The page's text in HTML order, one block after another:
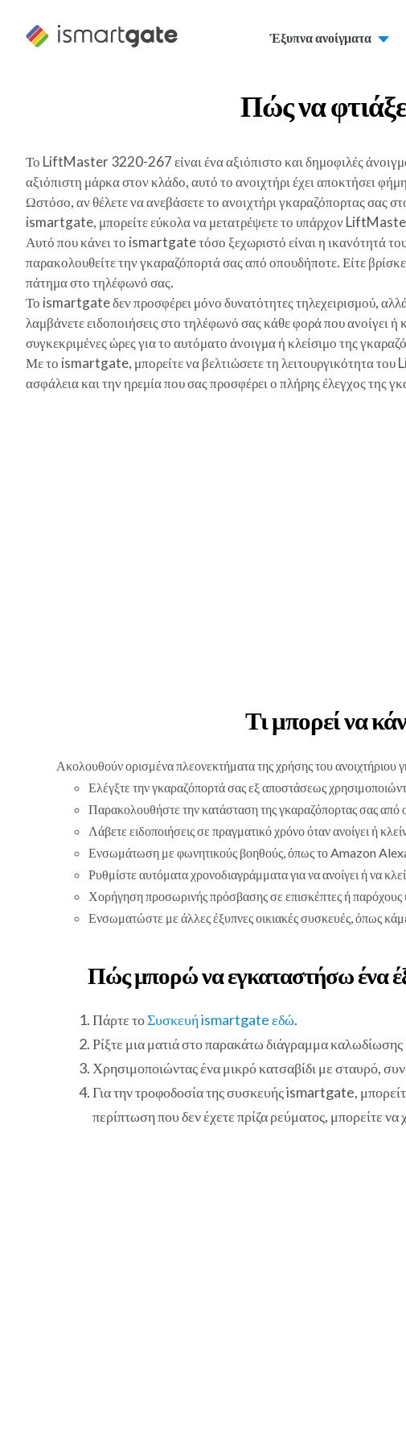
περιεχόμενο
Έξυπνα ανοίγματα
Πώς να
Το LiftMaster 3220-267 είναι ένα αξιόπιστο και δημοφιλές
αξιόπιστη μάρκα στον κλάδο, αυτό το ανοιχτήρι έχει αποκτήσει
Ωστόσο, αν θέλετε να ανεβάσετε το ανοιχτήρι γκαραζόπορτας σας
ismartgate, μπορείτε εύκολα να μετατρέψετε το υπάρχον
Αυτό που κάνει το ismartgate τόσο ξεχωριστό είναι η ικανότητά
παρακολουθείτε την γκαραζόπορτά σας από οπουδήποτε. Είτε
πάτημα στο τηλέφωνό σας.
Το ismartgate δεν προσφέρει μόνο δυνατότητες τηλεχειρισμού,
λαμβάνετε ειδοποιήσεις στο τηλέφωνό σας κάθε φορά που ανοίγει ή
συγκεκριμένες ώρες για το αυτόματο άνοιγμα ή κλείσιμο της
Με το ismartgate, μπορείτε να βελτιώσετε τη λειτουργικότητα
ασφάλεια και την ηρεμία που σας προσφέρει ο πλήρης έλεγχος της
Τι μπορεί να
Ακολουθούν ορισμένα πλεονεκτήματα της χρήσης του
Ελέγξτε την γκαραζόπορτά σας εξ αποστάσεως
Παρακολουθήστε την κατάσταση της γκαραζόπορτας σας από
Λάβετε ειδοποιήσεις σε πραγματικό χρόνο όταν ανοίγει ή
Ενσωμάτωση με φωνητικούς βοηθούς, όπως το Amazon
Ρυθμίστε αυτόματα χρονοδιαγράμματα για να ανοίγει ή να
Χορήγηση προσωρινής πρόσβασης σε επισκέπτες ή
Ενσωματώστε με άλλες έξυπνες οικιακές συσκευές, όπως
Πώς μπορώ να εγκαταστήσω ένα
Πάρτε τοΣυσκευή ismartgate εδώ.
Ρίξτε μια ματιά στο παρακάτω διάγραμμα
Χρησιμοποιώντας ένα μικρό κατσαβίδι με σταυρό,
Για την τροφοδοσία της συσκευής ismartgate,
περίπτωση που δεν έχετε πρίζα ρεύματος, μπορείτε